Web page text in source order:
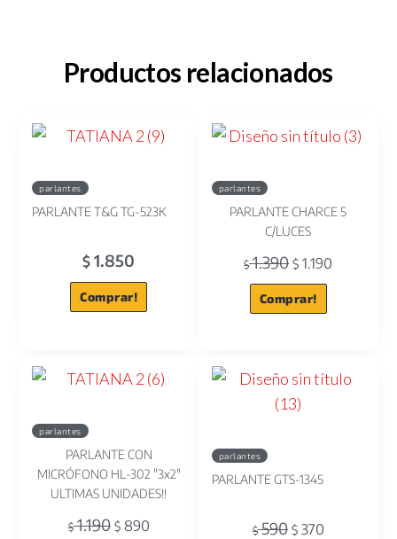
Productos relacionados
parlantes
PARLANTE T&G TG-523K
$ 1.850
Comprar!
parlantes
PARLANTE CHARCE 5
C/LUCES
$1.390 $ 1.190
Comprar!
parlantes
PARLANTE CON
MICRÓFONO HL-302 "3x2"
ULTIMAS UNIDADES!!
$1.190 $890
parlantes
PARLANTE GTS-1345
$590 $370